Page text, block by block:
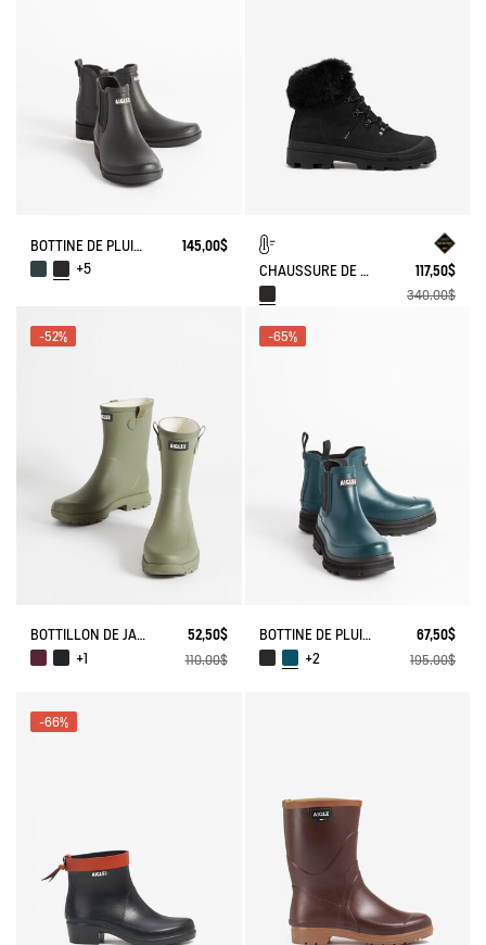
BOTTINE DE PLUIE CARVILLE
145,00$
+5
CHAUSSURE DE MARCHE GORE-TEX TENERE EN CROÛTE DE CUIR FOURRÉE 117,50$
340,00$
BOTTILLON DE JARDIN ALYA 52,50$
-52%
+1 110,00$
BOTTINE DE PLUIE SOFT RAIN 67,50$
-65%
+2 195,00$
-66%